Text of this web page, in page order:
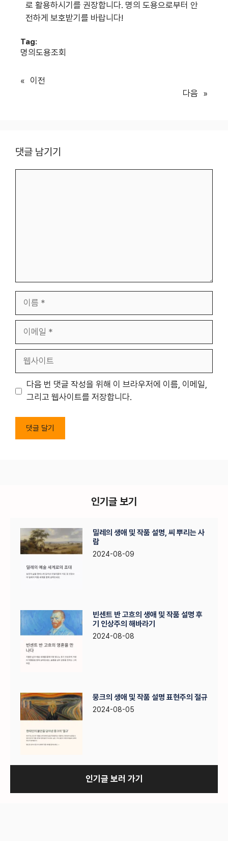
로 활용하시기를 권장합니다. 명의 도용으로부터 안
전하게 보호받기를 바랍니다!
Tag:
명의도용조회
« 이전
다음 »
댓글 남기기
일
트
다음 번 댓글 작성을 위해 이 브라우저에 이름, 이메일,
그리고 웹사이트를 저장합니다.
인기글 보기
밀레의 생애 및 작품 설명, 씨 뿌리는 사
람
2024-08-09
빈센트 반 고흐의 생애 및 작품 설명 후
기 인상주의 해바라기
2024-08-08
뭉크의 생애 및 작품 설명 표현주의 절규
2024-08-05
인기글 보러 가기